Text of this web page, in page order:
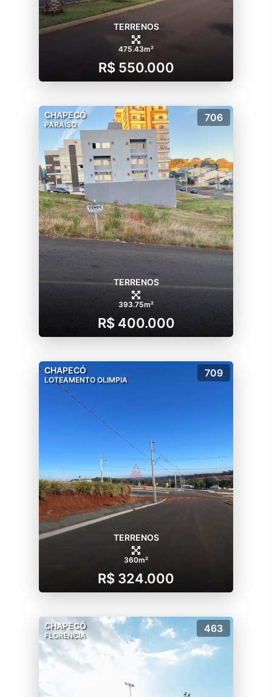
TERRENOS
475.43m²
R$ 550.000
CHAPECÓ
PARAÍSO
706
TERRENOS
393.75m²
R$ 400.000
CHAPECÓ
LOTEAMENTO OLIMPIA
709
TERRENOS
360m²
R$ 324.000
CHAPECÓ
FLORENCIA
463